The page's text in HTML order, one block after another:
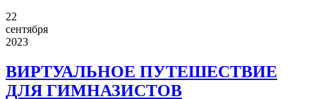
22
сентября
2023
ВИРТУАЛЬНОЕ ПУТЕШЕСТВИЕ
ДЛЯ ГИМНАЗИСТОВ